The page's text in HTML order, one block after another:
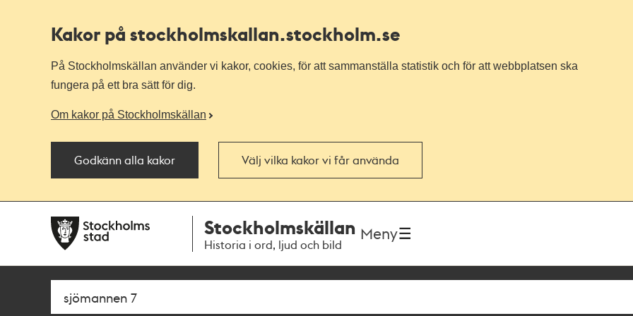
Kakor på stockholmskallan.stockholm.se
På Stockholmskällan använder vi kakor, cookies, för att sammanställa statistik och för att webbplatsen ska
fungera på ett bra sätt för dig.
Om kakor på Stockholmskällan
Godkänn alla kakor Välj vilka kakor vi får använda
navigationen
huvudinnehållet
Stockholmskällan
Historia i ord, ljud och bild
Meny
Sök